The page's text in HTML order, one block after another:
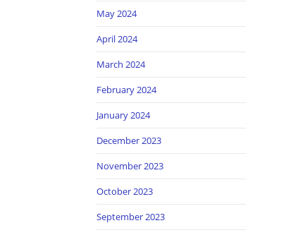
May 2024
April 2024
March 2024
February 2024
January 2024
December 2023
November 2023
October 2023
September 2023